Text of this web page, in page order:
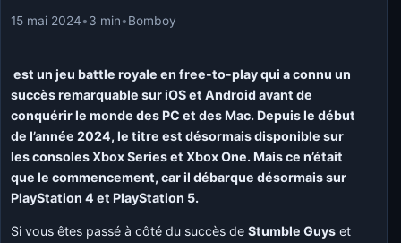
15 mai 2024•3 min•Bomboy
est un jeu battle royale en free-to-play qui a connu un
succès remarquable sur iOS et Android avant de
conquérir le monde des PC et des Mac. Depuis le début
de l’année 2024, le titre est désormais disponible sur
les consoles Xbox Series et Xbox One. Mais ce n’était
que le commencement, car il débarque désormais sur
PlayStation 4 et PlayStation 5.
Si vous êtes passé à côté du succès deStumble Guys et